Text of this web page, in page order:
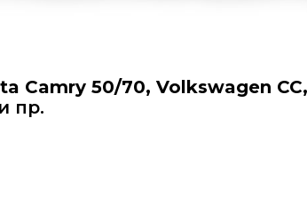
Camry 50/70, Volkswagen
и пр.